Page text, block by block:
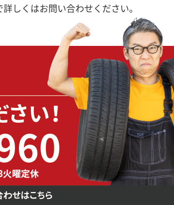
しくはお問い合わせください。